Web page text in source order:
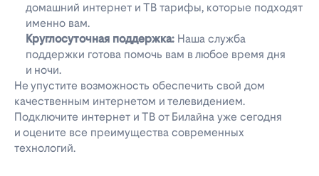
домашний интернет и ТВ тарифы, которые подходят
именно вам.
Круглосуточная поддержка: Наша служба
поддержки готова помочь вам в любое время дня
и ночи.
Не упустите возможность обеспечить свой дом
качественным интернетом и телевидением.
Подключите интернет и ТВ от Билайна уже сегодня
и оцените все преимущества современных
технологий.